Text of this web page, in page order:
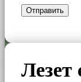
Лезет